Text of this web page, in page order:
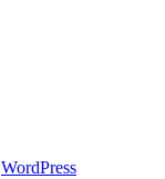
WordPress